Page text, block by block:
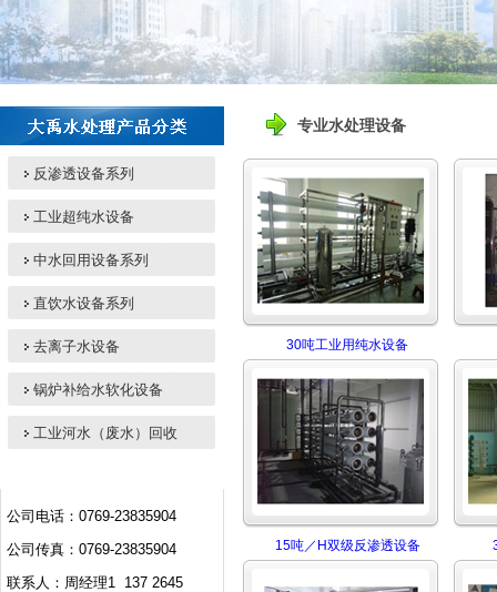
反渗透设备系列
工业超纯水设备
中水回用设备系列
直饮水设备系列
去离子水设备
锅炉补给水软化设备
工业河水（废水）回收
公司电话：0769-23835904
公司传真：0769-23835904
联系人：周经理1 137 2645
专业水处理设备
30吨工业用纯水设备
15吨／H双级反渗透设备